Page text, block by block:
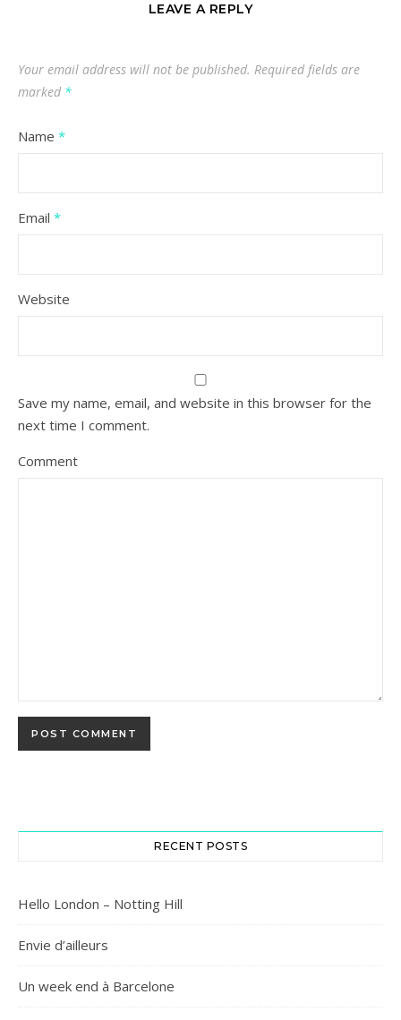
LEAVE A REPLY
Your email address will not be published. Required fields are
marked *
Name *
Email *
Website
Save my name, email, and website in this browser for the
next time I comment.
Comment
RECENT POSTS
Hello London – Notting Hill
Envie d’ailleurs
Un week end à Barcelone